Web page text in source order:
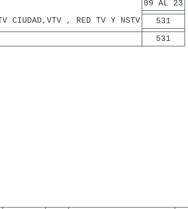
09 AL 23
, RED TV Y NSTV
531
531